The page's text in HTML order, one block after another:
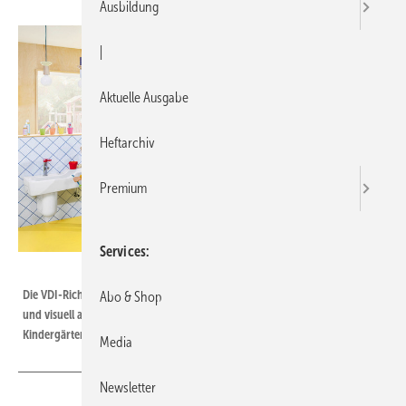
Die VDI-Richtlinie 6000 Blatt 6 fordert eine „funktionstüchtige, praktikable
und visuell ansprechende Ausstattung“ für Sanitäreinrichtungen in
Kindergärten, Kindertagesstätten und Schulen.
Ausbildung
Aktuelle Ausgabe
Heftarchiv
Premium
Services
Abo & Shop
Media
Newsletter